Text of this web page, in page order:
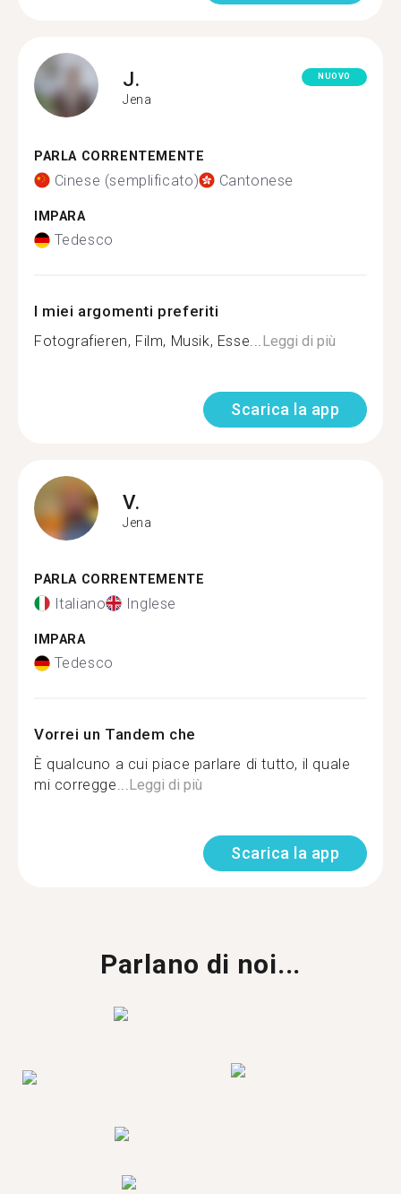
J.
Jena
NUOVO
PARLA CORRENTEMENTE
Cinese (semplificato) Cantonese
IMPARA
Tedesco
I miei argomenti preferiti
Fotografieren, Film, Musik, Esse...Leggi di più
Scarica la app
V.
Jena
PARLA CORRENTEMENTE
Italiano Inglese
IMPARA
Tedesco
Vorrei un Tandem che
È qualcuno a cui piace parlare di tutto, il quale
mi corregge...Leggi di più
Scarica la app
Parlano di noi...